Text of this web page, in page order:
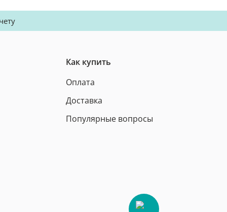
Как купить
Оплата
Доставка
Популярные вопросы